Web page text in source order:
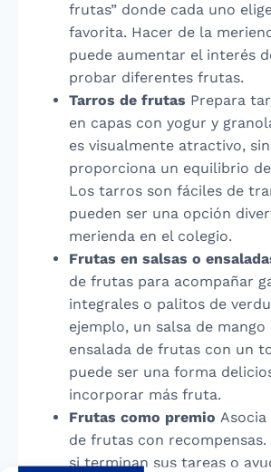
frutas” donde cada uno
favorita. Hacer de la
puede aumentar el interés
probar diferentes frutas.
Tarros de frutas Prepara
en capas con yogur y
es visualmente atractivo,
proporciona un equilibrio
Los tarros son fáciles de
pueden ser una opción
merienda en el colegio.
Frutas en salsas o
de frutas para acompañar
integrales o palitos de
ejemplo, un salsa de mango
ensalada de frutas con un
puede ser una forma
incorporar más fruta.
Frutas como premio Asocia
de frutas con recompensas.
si terminan sus tareas o